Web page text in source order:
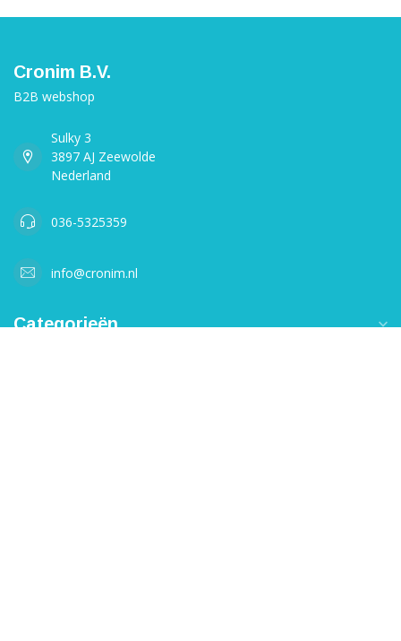
Cronim B.V.
B2B webshop
Sulky 3
3897 AJ Zeewolde
Nederland
036-5325359
info@cronim.nl
Categorieën